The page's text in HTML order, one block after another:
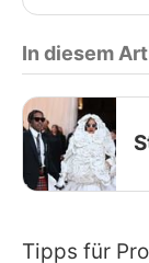
In diesem
Tipps für